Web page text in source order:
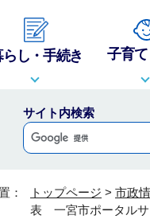
らし・手続き 子育
サイト内検索
： トップページ > 市政
表 一宮市ポータルサ